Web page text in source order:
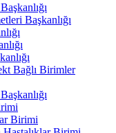
Başkanlığı
Bağlı Birimler
Birimi